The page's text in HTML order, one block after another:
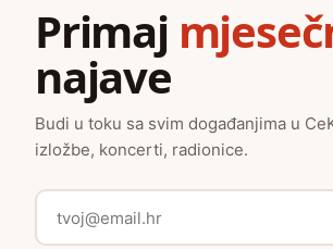
Primaj
najave
Budi u toku sa svim događanjima u
izložbe, koncerti, radionice.